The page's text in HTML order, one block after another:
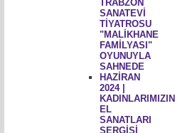
TRABZON
SANATEVİ
TİYATROSU
"MALİKHANE
FAMİLYASI"
OYUNUYLA
SAHNEDE
HAZİRAN
2024 |
KADINLARIMIZIN
EL
SANATLARI
SERGİSİ